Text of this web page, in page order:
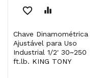
favorite_border equalizer
Chave Dinamométrica
Ajustável para Uso
Industrial 1/2' 30~250
ft.lb. KING TONY